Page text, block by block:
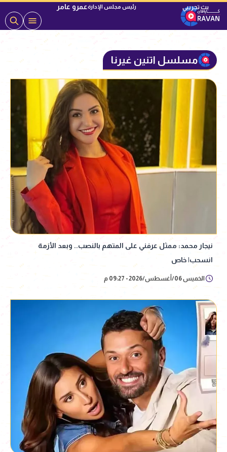
رئيس مجلس الإدارةعمرو عامر
مسلسل اتنين غيرنا
نيجار محمد: ممثل عرفني على المتهم بالنصب.. وبعد الأزمة
انسحب| خاص
الخميس 06/أغسطس/2026 - 09:27 م